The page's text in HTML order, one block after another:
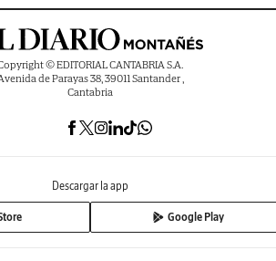
© EDITORIAL CANTABRIA S.A.
de Parayas 38, 39011 Santander ,
Cantabria
Descargar la app
Google Play